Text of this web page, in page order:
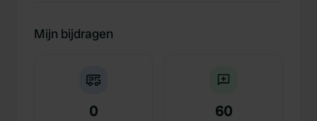
Mijn bijdragen
0 60